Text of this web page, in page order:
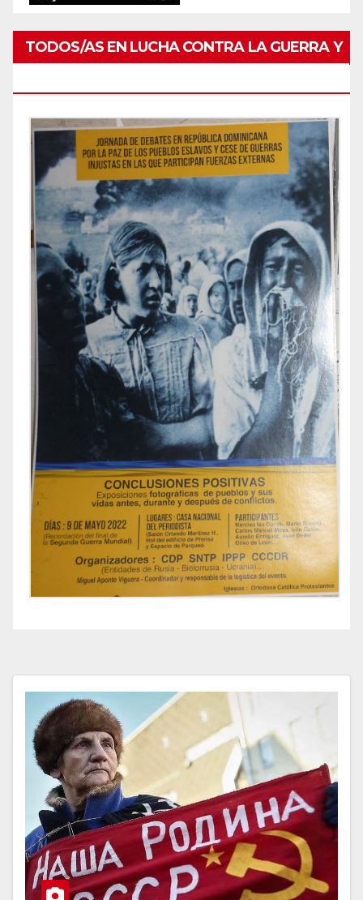
TODOS/AS EN LUCHA CONTRA LA GUERRA Y